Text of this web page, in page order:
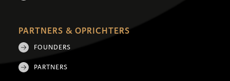
PARTNERS & OPRICHTERS
FOUNDERS
PARTNERS